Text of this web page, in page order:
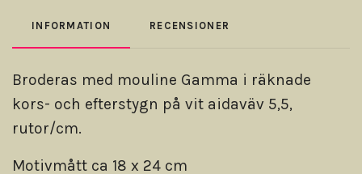
INFORMATION RECENSIONER
Broderas med mouline Gamma i räknade
kors- och efterstygn på vit aidaväv 5,5,
rutor/cm.
Motivmått ca 18 x 24 cm